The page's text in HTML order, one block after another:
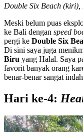
Double Six Beach
Meski belum puas
ke Bali dengan speed
pergi ke Double Six
Di sini saya juga
Biru yang Halal. Saya
favorit banyak orang
benar-benar sangat
Hari ke-4: